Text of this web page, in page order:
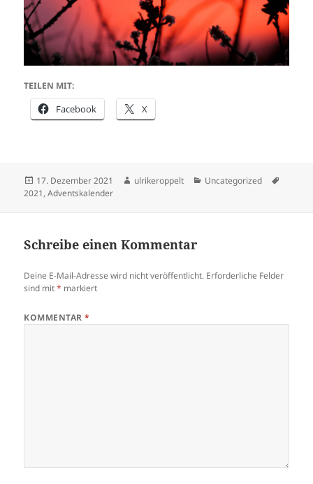
TEILEN MIT:
Facebook X
Veröffentlicht
am
17. Dezember 2021 Autor
ulrikeroppelt Kategorien
Uncategorized
2021,Adventskalender
Schreibe einen Kommentar
Deine E-Mail-Adresse wird nicht veröffentlicht. Erforderliche Felder
sind mit* markiert
KOMMENTAR*